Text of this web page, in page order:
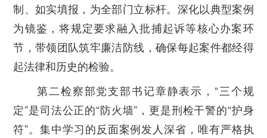
制、如实填报，为全部门立标杆。深化以典型案例
为镜鉴，将规定要求融入批捕起诉等核心办案环
节，带领团队筑牢廉洁防线，确保每起案件都经得
起法律和历史的检验。
第二检察部党支部书记章静表示，“三个规
定”是司法公正的“防火墙”，更是刑检干警的“护身
符”。集中学习的反面案例发人深省，唯有严格执